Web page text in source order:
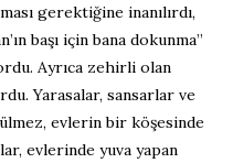
gerektiğine inanılırdı,
başı için bana dokunma”
Ayrıca zehirli olan
Yarasalar, sansarlar ve
evlerin bir köşesinde
evlerinde yuva yapan